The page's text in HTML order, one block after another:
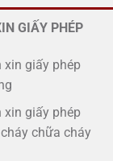
GIẤY PHÉP
xin giấy phép
xin giấy phép
chữa cháy